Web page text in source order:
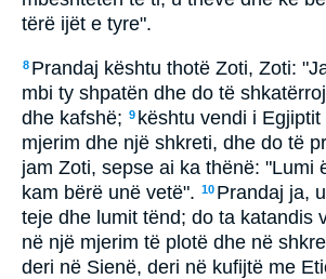
tërë ijët e tyre".
8 Prandaj kështu thotë Zoti, Zoti:
mbi ty shpatën dhe do të
dhe kafshë; 9 kështu vendi i
mjerim dhe një shkreti, dhe do të
jam Zoti, sepse ai ka thënë: "Lumi
kam bërë unë vetë". 10 Prandaj ja,
teje dhe lumit tënd; do ta katandis
në një mjerim të plotë dhe në
deri në Sienë, deri në kufijtë me